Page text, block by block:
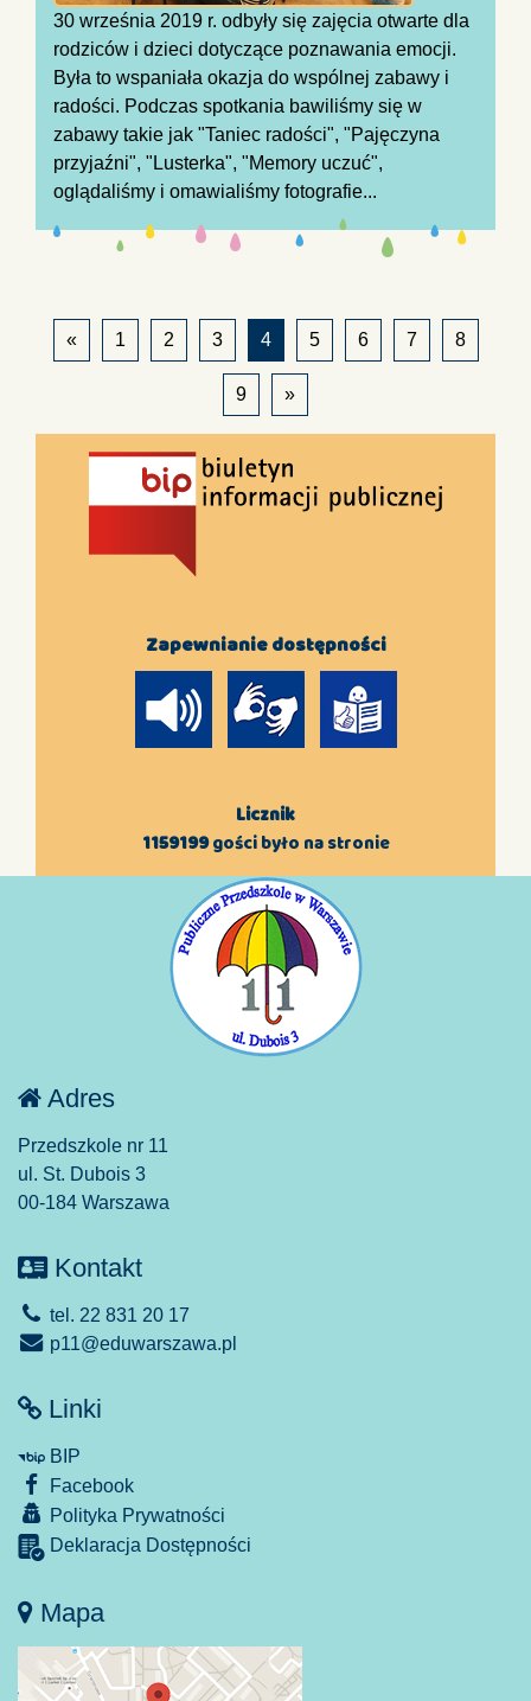
Zapewnianie dostępności
Licznik
1159199gości było na stronie
30 września 2019 r. odbyły się zajęcia otwarte dla
rodziców i dzieci dotyczące poznawania emocji.
Była to wspaniała okazja do wspólnej zabawy i
radości. Podczas spotkania bawiliśmy się w
zabawy takie jak "Taniec radości", "Pajęczyna
przyjaźni", "Lusterka", "Memory uczuć",
oglądaliśmy i omawialiśmy fotografie...
« 1 2 3 4 5 6 7 8
9 »
Adres
Przedszkole nr 11
ul. St. Dubois 3
00-184 Warszawa
Kontakt
tel. 22 831 20 17
p11@eduwarszawa.pl
Linki
BIP
Facebook
Polityka Prywatności
Deklaracja Dostępności
Mapa